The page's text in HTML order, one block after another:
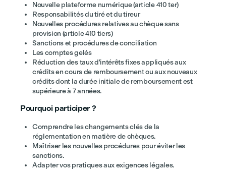
Nouvelle plateforme numérique (article 410 ter)
Responsabilités du tiré et du tireur
Nouvelles procédures relatives au chèque sans
provision (article 410 tiers)
Sanctions et procédures de conciliation
Les comptes gelés
Réduction des taux d'intérêts fixes appliqués aux
crédits en cours de remboursement ou aux nouveaux
crédits dont la durée initiale de remboursement est
supérieure à 7 années.
Pourquoi participer ?
Comprendre les changements clés de la
réglementation en matière de chèques.
Maîtriser les nouvelles procédures pour éviter les
sanctions.
Adapter vos pratiques aux exigences légales.